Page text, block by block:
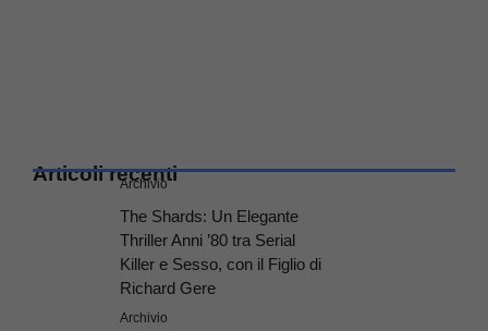
Articoli recenti
Archivio
The Shards: Un Elegante
Thriller Anni ’80 tra Serial
Killer e Sesso, con il Figlio di
Richard Gere
Archivio